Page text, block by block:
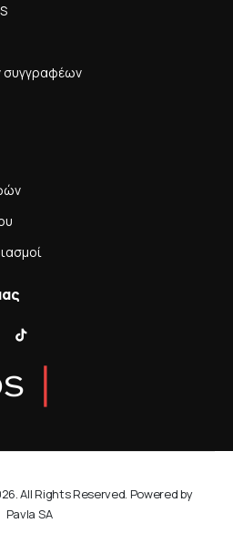
συγγραφέων
All Rights Reserved. Powered by
Pavla SA